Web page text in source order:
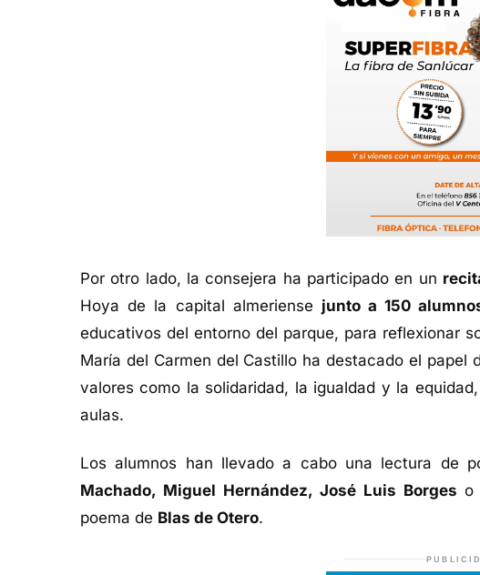
Por otro lado, la consejera ha participado en un
Hoya de la capital almeriense junto a 150
educativos del entorno del parque, para reflexionar
María del Carmen del Castillo ha destacado el
valores como la solidaridad, la igualdad y la
aulas.
Los alumnos han llevado a cabo una lectura de
Machado, Miguel Hernández, José Luis Borgeso
poema de Blas de Otero.